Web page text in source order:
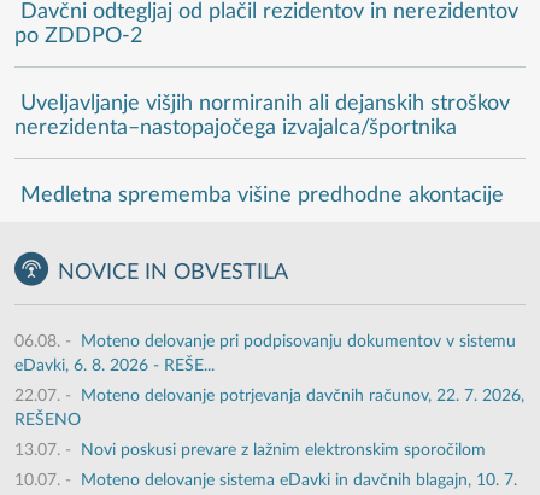
Davčni odtegljaj od plačil rezidentov in nerezidentov
po ZDDPO-2
Uveljavljanje višjih normiranih ali dejanskih stroškov
nerezidenta–nastopajočega izvajalca/športnika
Medletna sprememba višine predhodne akontacije
NOVICE IN OBVESTILA
06.08. -
Moteno delovanje pri podpisovanju dokumentov v sistemu
eDavki, 6. 8. 2026 - REŠE...
22.07. -
Moteno delovanje potrjevanja davčnih računov, 22. 7. 2026,
REŠENO
13.07. -
Novi poskusi prevare z lažnim elektronskim sporočilom
10.07. -
Moteno delovanje sistema eDavki in davčnih blagajn, 10. 7.